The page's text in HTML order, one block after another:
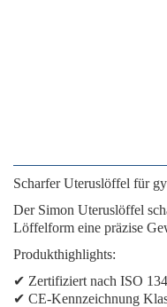
Scharfer Uteruslöffel für
Der Simon Uteruslöffel
Löffelform eine präzise
Produkthighlights:
✔ Zertifiziert nach ISO
✔ CE-Kennzeichnung